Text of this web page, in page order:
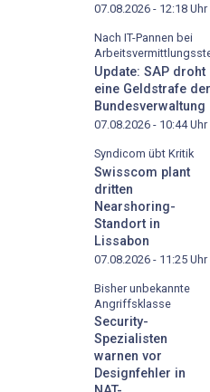
07.08.2026 - 12:18 Uhr
Nach IT-Pannen bei
Update: SAP droht
eine Geldstrafe der
Bundesverwaltung
07.08.2026 - 10:44Uhr
Syndicom übt Kritik
Swisscom plant
dritten
Nearshoring-
Standort in
Lissabon
07.08.2026 - 11:25 Uhr
Bisher unbekannte
Angriffsklasse
Security-
Spezialisten
warnen vor
Designfehler in